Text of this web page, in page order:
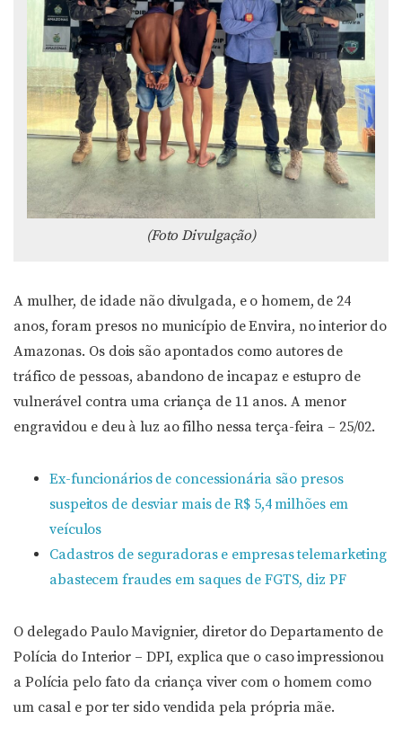
(Foto Divulgação)
A mulher, de idade não divulgada, e o homem, de 24
anos, foram presos no município de Envira, no interior do
Amazonas. Os dois são apontados como autores de
tráfico de pessoas, abandono de incapaz e estupro de
vulnerável contra uma criança de 11 anos. A menor
engravidou e deu à luz ao filho nessa terça-feira – 25/02.
Ex-funcionários de concessionária são presos
suspeitos de desviar mais de R$ 5,4 milhões em
veículos
Cadastros de seguradoras e empresas telemarketing
abastecem fraudes em saques de FGTS, diz PF
O delegado Paulo Mavignier, diretor do Departamento de
Polícia do Interior – DPI, explica que o caso impressionou
a Polícia pelo fato da criança viver com o homem como
um casal e por ter sido vendida pela própria mãe.